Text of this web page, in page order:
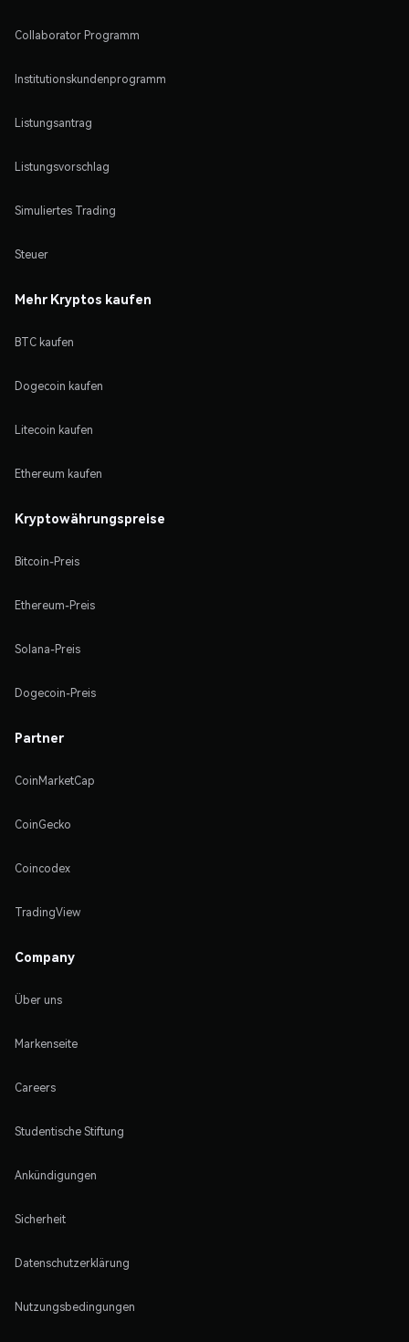
Collaborator Programm
Institutionskundenprogramm
Listungsantrag
Listungsvorschlag
Simuliertes Trading
Steuer
Mehr Kryptos kaufen
BTC kaufen
Dogecoin kaufen
Litecoin kaufen
Ethereum kaufen
Kryptowährungspreise
Bitcoin-Preis
Ethereum-Preis
Solana-Preis
Dogecoin-Preis
Partner
CoinMarketCap
CoinGecko
Coincodex
TradingView
Company
Über uns
Markenseite
Careers
Studentische Stiftung
Ankündigungen
Sicherheit
Datenschutzerklärung
Nutzungsbedingungen